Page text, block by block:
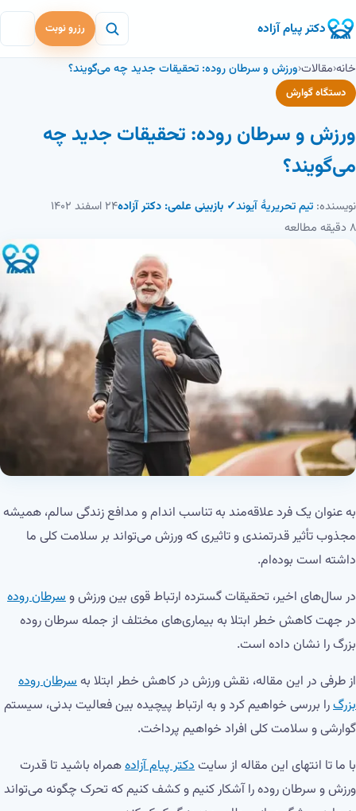
دکتر پیام آزاده رزرو نوبت
خانه‹مقالات‹ورزش و سرطان روده: تحقیقات جدید چه می‌گویند؟
دستگاه گوارش
ورزش و سرطان روده: تحقیقات جدید چه
می‌گویند؟
نویسنده: تیم تحریریهٔ آیوند✓ بازبینی علمی: دکتر آزاده۲۴ اسفند ۱۴۰۲
به عنوان یک فرد علاقه‌مند به تناسب اندام و مدافع زندگی سالم، همیشه
مجذوب تأثیر قدرتمندی و تاثیری که ورزش می‌تواند بر سلامت کلی ما
داشته است بوده‌ام.
در سال‌های اخیر، تحقیقات گسترده ارتباط قوی بین ورزش وسرطان روده
در جهت کاهش خطر ابتلا به بیماری‌های مختلف از جمله سرطان روده
بزرگ را نشان داده است.
از طرفی در این مقاله، نقش ورزش در کاهش خطر ابتلا بهسرطان روده
بزرگرا بررسی خواهیم کرد و به ارتباط پیچیده بین فعالیت بدنی، سیستم
گوارشی و سلامت کلی افراد خواهیم پرداخت.
با ما تا انتهای این مقاله از سایتدکتر پیام آزادههمراه باشید تا قدرت
ورزش و سرطان روده را آشکار کنیم و کشف کنیم که تحرک چگونه می‌تواند